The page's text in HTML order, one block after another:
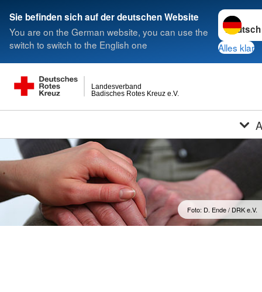
Sie befinden sich auf der deutschen Website
You are on the German website, you can use the
switch to switch to the English one
Sprache
Alles klar
Badisches Rotes Kreuz e.V.
Landesverband
Foto: D. Ende / DRK e.V.